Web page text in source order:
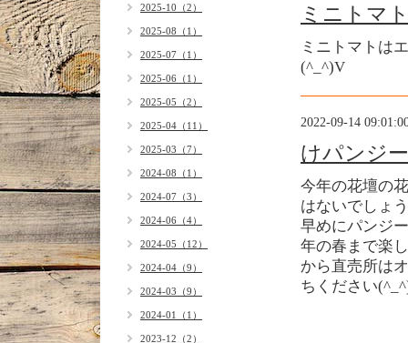
ミニトマ
ミニトマトは
(^_^)V
2022-09-14
けパンジ
今年の花壇の
はないでしょ
早めにパンジ
年の春まで楽
から直売所は
ちください
2025-10（2）
2025-08（1）
2025-07（1）
2025-06（1）
2025-05（2）
2025-04（11）
2025-03（7）
2024-08（1）
2024-07（3）
2024-06（4）
2024-05（12）
2024-04（9）
2024-03（9）
2024-01（1）
2023-12（2）